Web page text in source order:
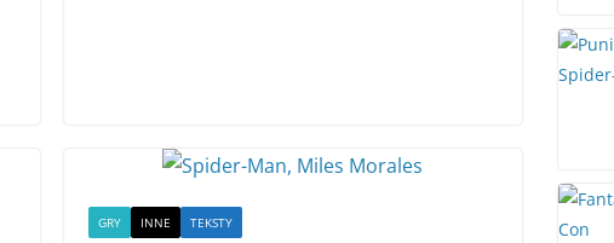
GRY INNE TEKSTY